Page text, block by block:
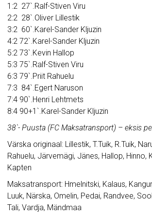
1:2 27`.Ralf-Stiven Viru
2:2 28`.Oliver Lillestik
3:2 60`.Karel-Sander Kljuzin
4:2 72`.Karel-Sander Kljuzin
5:2 73`.Kevin Hallop
5:3 75`.Ralf-Stiven Viru
6:3 79`.Priit Rahuelu
7:3 84`.Egert Naruson
7:4 90`.Henri Lehtmets
8:4 90+1`.Karel-Sander Kljuzin
38`- Puusta (FC Maksatransport) – eksis
Värska originaal: Lillestik, T.Tuik, R.Tuik,
Rahuelu, Järvemägi, Jänes, Hallop, Hinno,
Kapten
Maksatransport: Hmelnitski, Kalaus,
Luuk, Närska, Omelin, Pedai, Randvee,
Tali, Vardja, Mändmaa